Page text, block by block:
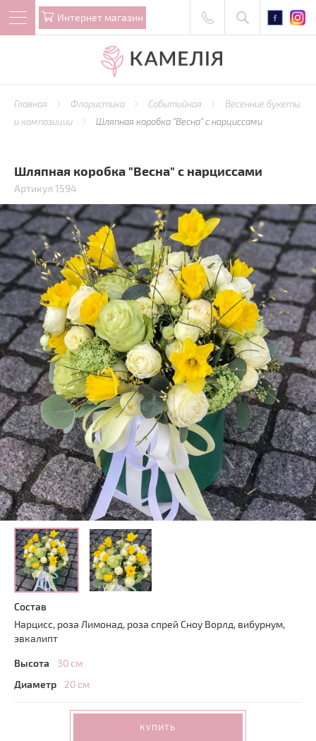
Интернет магазин
Главная Флористика Событийная
Весенние букеты
и композиции
Шляпная коробка "Весна" с нарциссами
Шляпная коробка "Весна" с нарциссами
Артикул 1594
Состав
Нарцисс, роза Лимонад, роза спрей Сноу Ворлд, вибурнум,
эвкалипт
Высота
30 см
Диаметр
20 см
КУПИТЬ